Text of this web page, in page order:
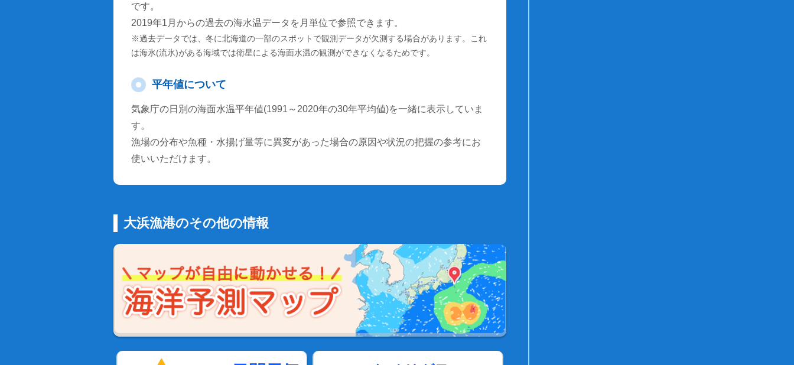
です。
2019年1月からの過去の海水温データを月単位で参照できます。
※過去データでは、冬に北海道の一部のスポットで観測データが欠測する場合があります。これ
は海氷(流氷)がある海域では衛星による海面水温の観測ができなくなるためです。
平年値について
気象庁の日別の海面水温平年値(1991～2020年の30年平均値)を一緒に表示していま
す。
漁場の分布や魚種・水揚げ量等に異変があった場合の原因や状況の把握の参考にお
使いいただけます。
大浜漁港のその他の情報